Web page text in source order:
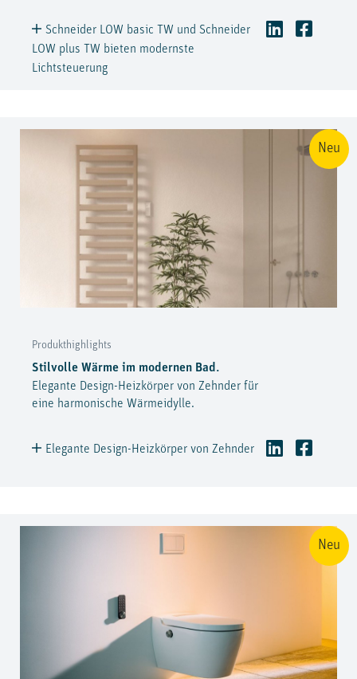
Schneider LOW basic TW und Schneider
LOW plus TW bieten modernste
Lichtsteuerung
Neu
Produkthighlights
Stilvolle Wärme im modernen Bad.
Elegante Design-Heizkörper von Zehnder für
eine harmonische Wärmeidylle.
Elegante Design-Heizkörper von Zehnder
Neu